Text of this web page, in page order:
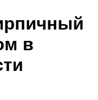
в